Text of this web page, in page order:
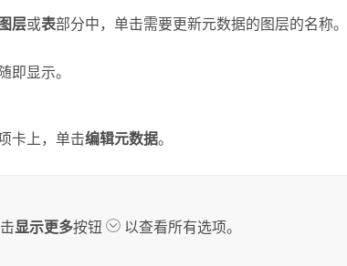
图层或表部分中，单击需要更新元数据的图层的名称。
即显示。
卡上，单击编辑元数据。
显示更多按钮 以查看所有选项。